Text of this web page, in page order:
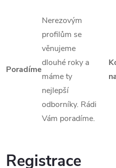
Poradíme
Nerezovým
profilům se
věnujeme
dlouhé roky a
máme ty
nejlepší
odborníky. Rádi
Vám poradíme.
Registrace